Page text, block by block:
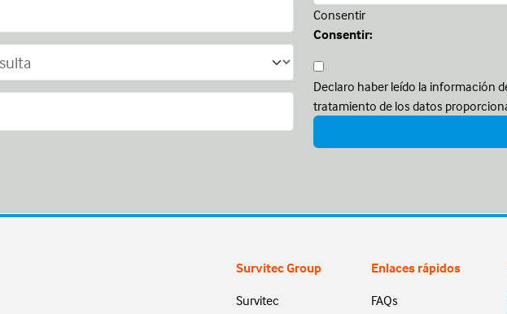
Consentir
Consentir:
Declaro haber leído la información
tratamiento de los datos
Survitec Group
Survitec
Enlaces rápidos
FAQs